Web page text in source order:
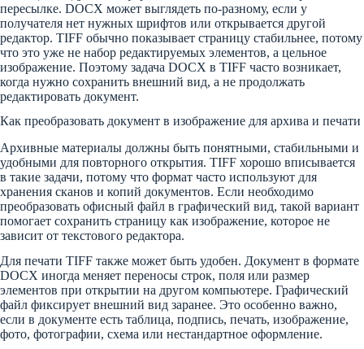
пересылке. DOCX может выглядеть по-разному, если у
получателя нет нужных шрифтов или открывается другой
редактор. TIFF обычно показывает страницу стабильнее, потому
что это уже не набор редактируемых элементов, а цельное
изображение. Поэтому задача DOCX в TIFF часто возникает,
когда нужно сохранить внешний вид, а не продолжать
редактировать документ.
Как преобразовать документ в изображение для архива и печати
Архивные материалы должны быть понятными, стабильными и
удобными для повторного открытия. TIFF хорошо вписывается
в такие задачи, потому что формат часто используют для
хранения сканов и копий документов. Если необходимо
преобразовать офисный файл в графический вид, такой вариант
помогает сохранить страницу как изображение, которое не
зависит от текстового редактора.
Для печати TIFF также может быть удобен. Документ в формате
DOCX иногда меняет переносы строк, поля или размер
элементов при открытии на другом компьютере. Графический
файл фиксирует внешний вид заранее. Это особенно важно,
если в документе есть таблица, подпись, печать, изображение,
фото, фотографии, схема или нестандартное оформление.